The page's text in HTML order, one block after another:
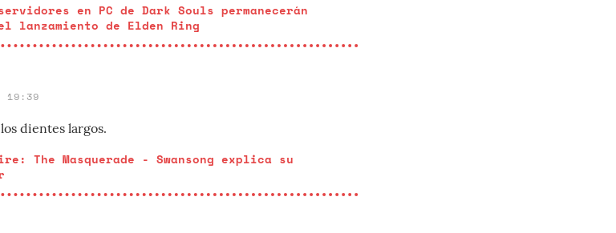
en PC de Dark Souls permanecerán
lanzamiento de Elden Ring
19:39
dientes largos.
The Masquerade - Swansong explica su